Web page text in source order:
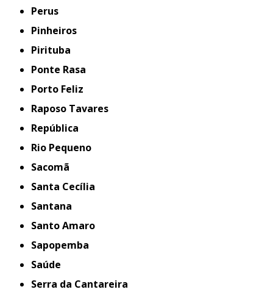
Perus
Pinheiros
Pirituba
Ponte Rasa
Porto Feliz
Raposo Tavares
República
Rio Pequeno
Sacomã
Santa Cecília
Santana
Santo Amaro
Sapopemba
Saúde
Serra da Cantareira